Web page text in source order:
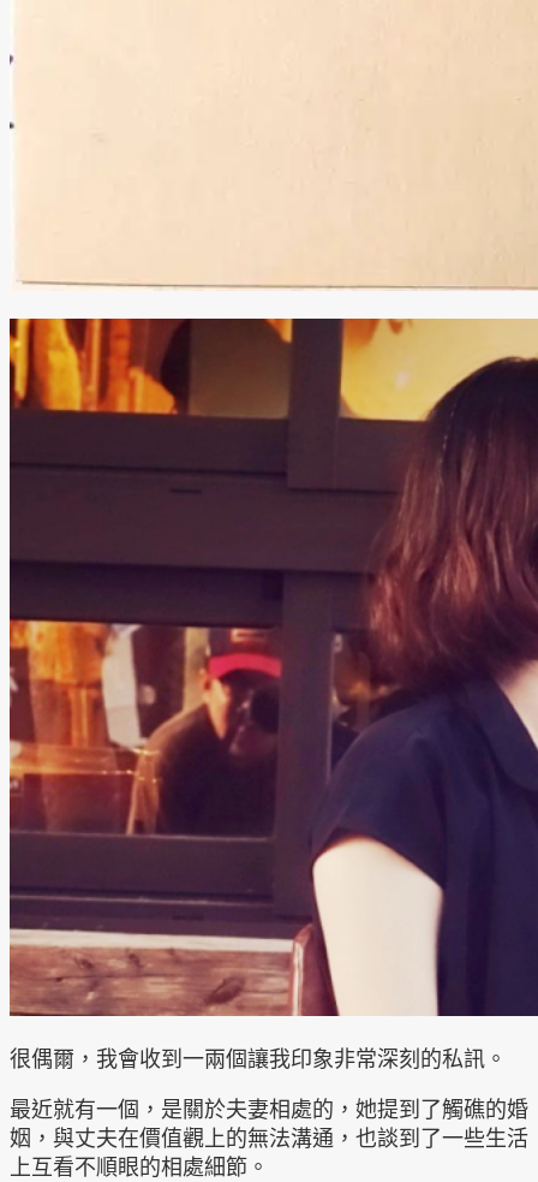
很偶爾，我會收到一兩個讓我印象非常深刻的私訊。
最近就有一個，是關於夫妻相處的，她提到了觸礁的婚
姻，與丈夫在價值觀上的無法溝通，也談到了一些生活
上互看不順眼的相處細節。